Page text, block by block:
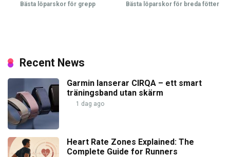
Bästa löparskor för grepp Bästa löparskor för breda fötter
Recent News
Garmin lanserar CIRQA – ett smart
träningsband utan skärm
1 dag ago
Heart Rate Zones Explained: The
Complete Guide for Runners